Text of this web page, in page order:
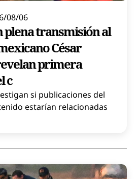
08/06
plena transmisión al
César
primera
c
si publicaciones del
estarían relacionadas